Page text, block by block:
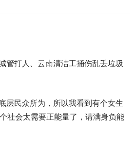
管打人、云南清洁工捅伤乱丢垃圾
层民众所为，所以我看到有个女生
社会太需要正能量了，请满身负能